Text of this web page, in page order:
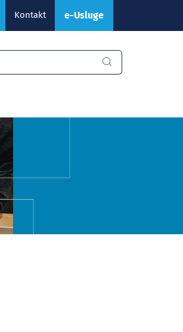
Kontakt e-Usluge